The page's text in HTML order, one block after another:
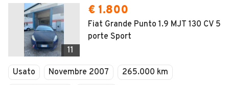
Chiuso
Venerdì
Chiuso
Sabato
Chiuso
Domenica
11
€ 1.800
Fiat Grande Punto 1.9 MJT 130 CV 5
porte Sport
Usato Novembre 2007
265.000 km